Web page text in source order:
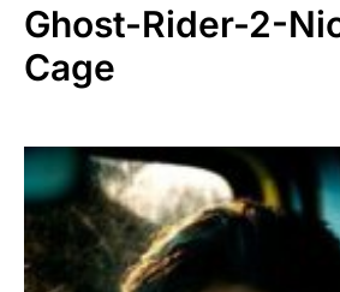
Ghost-Rider-2-
Cage